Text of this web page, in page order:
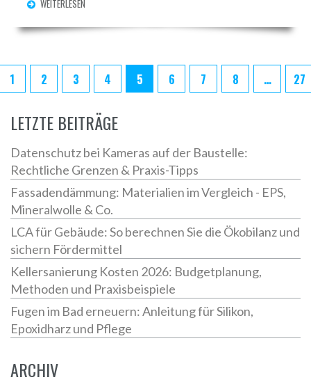
WEITERLESEN
1 2 3 4 5 6 7 8 … 27
LETZTE BEITRÄGE
Datenschutz bei Kameras auf der Baustelle:
Rechtliche Grenzen & Praxis-Tipps
Fassadendämmung: Materialien im Vergleich - EPS,
Mineralwolle & Co.
LCA für Gebäude: So berechnen Sie die Ökobilanz und
sichern Fördermittel
Kellersanierung Kosten 2026: Budgetplanung,
Methoden und Praxisbeispiele
Fugen im Bad erneuern: Anleitung für Silikon,
Epoxidharz und Pflege
ARCHIV